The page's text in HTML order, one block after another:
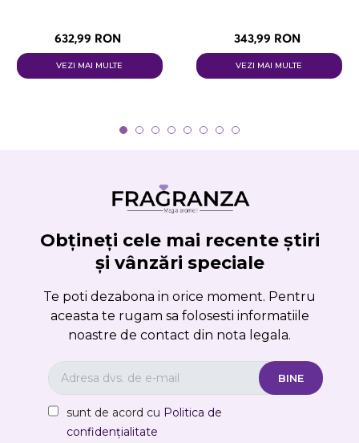
632,99 RON
VEZI MAI MULTE
343,99 RON
VEZI MAI MULTE
Obțineți cele mai recente știri
și vânzări speciale
Te poti dezabona in orice moment. Pentru
aceasta te rugam sa folosesti informatiile
noastre de contact din nota legala.
sunt de acord cu Politica de
confidențialitate